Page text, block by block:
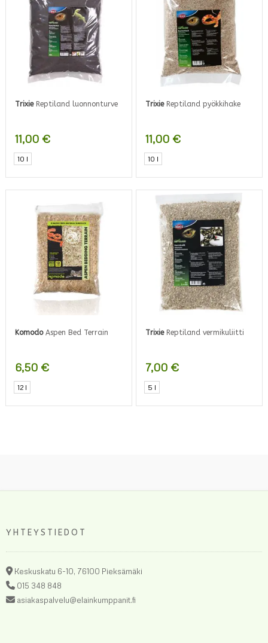
TrixieReptiland luonnonturve
11,00 €
10 l
TrixieReptiland pyökkihake
11,00 €
10 l
KomodoAspen Bed Terrain
6,50 €
12 l
TrixieReptiland vermikuliitti
7,00 €
5 l
YHTEYSTIEDOT
Keskuskatu 6-10, 76100 Pieksämäki
015 348 848
asiakaspalvelu@elainkumppanit.fi